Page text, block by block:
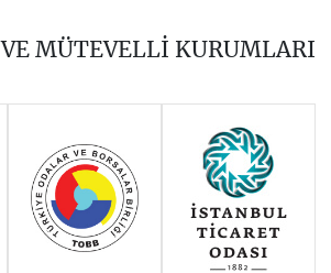
MÜTEVELLİ KURUMLARI